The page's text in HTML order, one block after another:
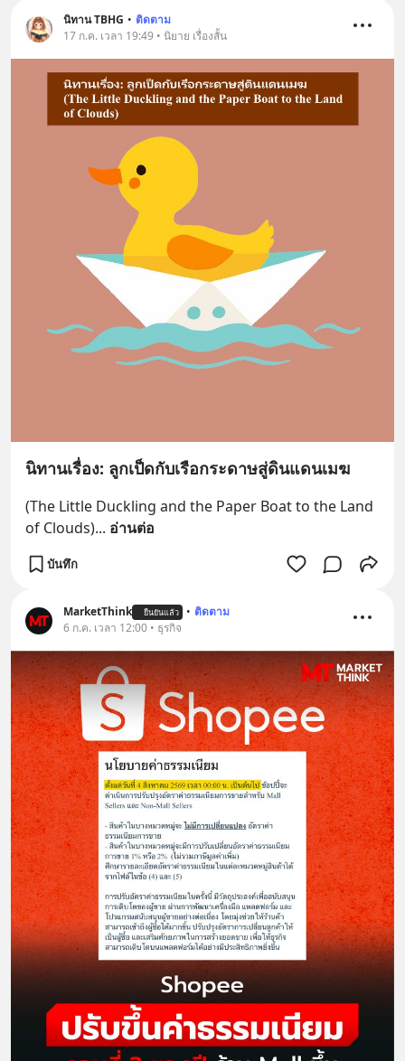
นิทาน TBHG • ติดตาม
17 ก.ค. เวลา 19:49 • นิยาย เรื่องสั้น
นิทานเรื่อง: ลูกเป็ดกับเรือกระดาษสู่ดินแดนเมฆ
(The Little Duckling and the Paper Boat to the Land
of Clouds)... อ่านต่อ
บันทึก
MarketThink ยืนยันแล้ว • ติดตาม
6 ก.ค. เวลา 12:00 • ธุรกิจ